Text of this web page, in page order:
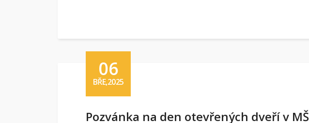
06
BŘE,2025
Pozvánka na den otevřených dveří v MŠ